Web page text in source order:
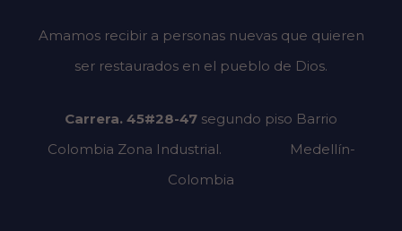
Amamos recibir a personas nuevas que quieren
ser restaurados en el pueblo de Dios.
Carrera. 45#28-47 segundo piso Barrio
Colombia Zona Industrial.
Medellín-
Colombia